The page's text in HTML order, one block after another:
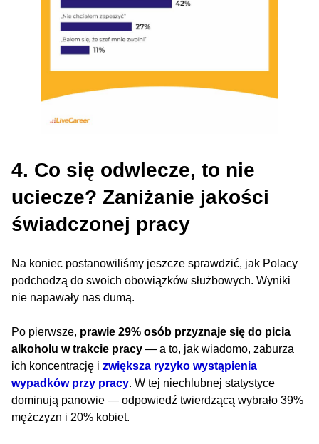
4. Co się odwlecze, to nie
uciecze? Zaniżanie jakości
świadczonej pracy
Na koniec postanowiliśmy jeszcze sprawdzić, jak Polacy
podchodzą do swoich obowiązków służbowych. Wyniki
nie napawały nas dumą.
Po pierwsze, prawie 29% osób przyznaje się do picia
alkoholu w trakcie pracy — a to, jak wiadomo, zaburza
ich koncentrację i zwiększa ryzyko wystąpienia
wypadków przy pracy. W tej niechlubnej statystyce
dominują panowie — odpowiedź twierdzącą wybrało 39%
mężczyzn i 20% kobiet.